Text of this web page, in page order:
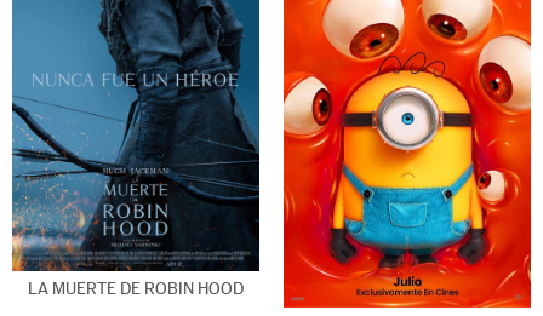
LA MUERTE DE ROBIN HOOD